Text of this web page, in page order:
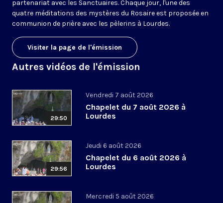
partenariat avec les Sanctuaires. Chaque jour, l'une des
quatre méditations des mystères du Rosaire est proposée en
communion de prière avec les pèlerins à Lourdes.
Visiter la page de l'émission
Autres vidéos de l'émission
29:50
Vendredi 7 août 2026
Chapelet du 7 août 2026 à
Lourdes
29:56
Jeudi 6 août 2026
Chapelet du 6 août 2026 à
Lourdes
Mercredi 5 août 2026